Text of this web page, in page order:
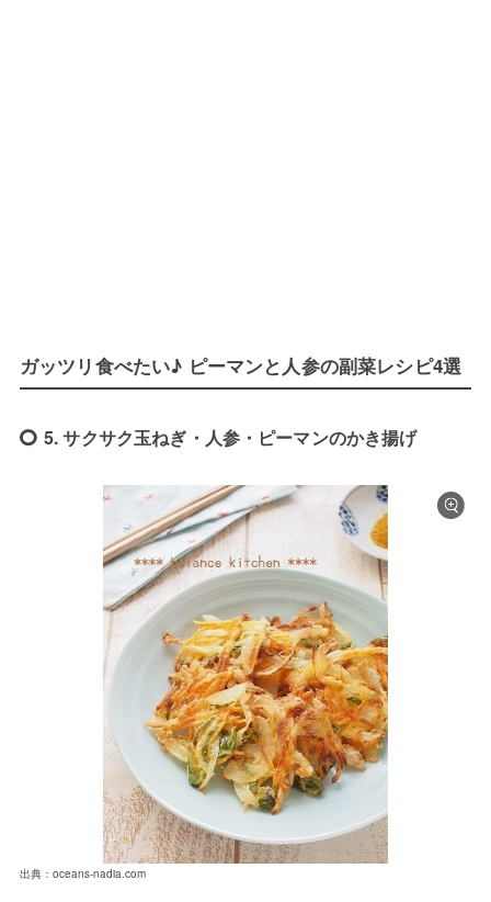
ガッツリ食べたい♪ ピーマンと人参の副菜レシピ4選
5. サクサク玉ねぎ・人参・ピーマンのかき揚げ
出典：oceans-nadia.com